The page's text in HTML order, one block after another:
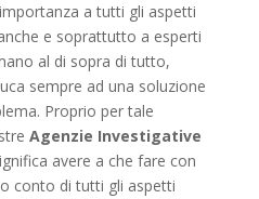
a tutti gli aspetti
e soprattutto a esperti
al di sopra di tutto,
sempre ad una soluzione
Proprio per tale
Agenzie Investigative
avere a che fare con
conto di tutti gli aspetti